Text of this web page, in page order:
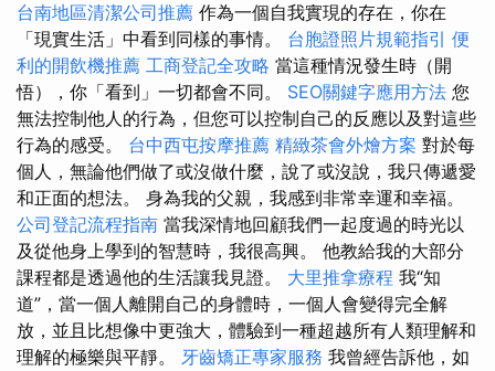
台南地區清潔公司推薦 作為一個自我實現的存在，你在
「現實生活」中看到同樣的事情。 台胞證照片規範指引 便
利的開飲機推薦 工商登記全攻略 當這種情況發生時（開
悟），你「看到」一切都會不同。 SEO關鍵字應用方法 您
無法控制他人的行為，但您可以控制自己的反應以及對這些
行為的感受。 台中西屯按摩推薦 精緻茶會外燴方案 對於每
個人，無論他們做了或沒做什麼，說了或沒說，我只傳遞愛
和正面的想法。 身為我的父親，我感到非常幸運和幸福。
公司登記流程指南 當我深情地回顧我們一起度過的時光以
及從他身上學到的智慧時，我很高興。 他教給我的大部分
課程都是透過他的生活讓我見證。 大里推拿療程 我“知
道”，當一個人離開自己的身體時，一個人會變得完全解
放，並且比想像中更強大，體驗到一種超越所有人類理解和
理解的極樂與平靜。 牙齒矯正專家服務 我曾經告訴他，如